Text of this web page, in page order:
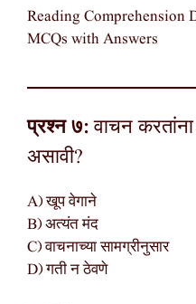
Reading Comprehension
MCQs with Answers
प्रश्न ७:वाचन
असावी?
A) खूप वेगाने
B) अत्यंत मंद
C) वाचनाच्या सामग्रीनुसार
D) गती न ठेवणे